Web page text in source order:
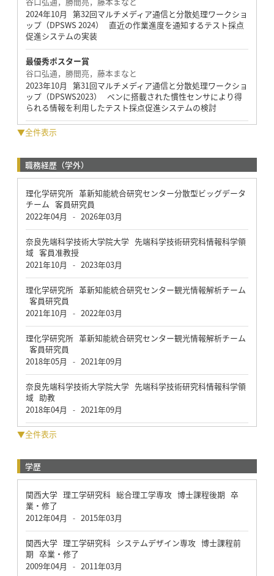
2024年10月 第32回マルチメディア通信と分散処理ワークショ
ップ（DPSWS 2024） 直近の作業進度を通知するテスト採点
促進システムの実装
最優秀ポスター賞
谷口弘通，勝間亮，藤本まなと
2023年10月 第31回マルチメディア通信と分散処理ワークショ
ップ（DPSWS2023） ペンに搭載された慣性センサにより得
られる情報を利用したテスト採点促進システムの検討
▼全件表示
職務経歴（学外）
理化学研究所 革新知能統合研究センター分散型ビッグデータ
チーム 客員研究員
2022年04月
- 2026年03月
奈良先端科学技術大学院大学 先端科学技術研究科情報科学領
域 客員准教授
2021年10月
- 2023年03月
理化学研究所 革新知能統合研究センター観光情報解析チーム
客員研究員
2021年10月
- 2022年03月
理化学研究所 革新知能統合研究センター観光情報解析チーム
客員研究員
2018年05月
- 2021年09月
奈良先端科学技術大学院大学 先端科学技術研究科情報科学領
域 助教
2018年04月
- 2021年09月
▼全件表示
学歴
関西大学 理工学研究科 総合理工学専攻 博士課程後期 卒
業・修了
2012年04月
- 2015年03月
関西大学 理工学研究科 システムデザイン専攻 博士課程前
期 卒業・修了
2009年04月
- 2011年03月